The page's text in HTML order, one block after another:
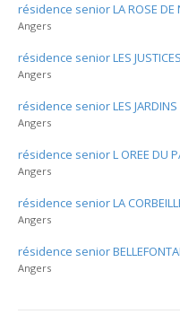
résidence senior LA ROSE DE
Angers
résidence senior LES JUSTICES
Angers
résidence senior LES JARDINS
Angers
résidence senior L OREE DU
Angers
résidence senior LA
Angers
résidence senior
Angers